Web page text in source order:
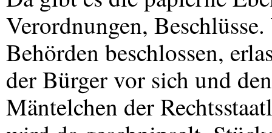
Verordnungen,
Behörden beschlossen,
der Bürger vor sich und
Mäntelchen der